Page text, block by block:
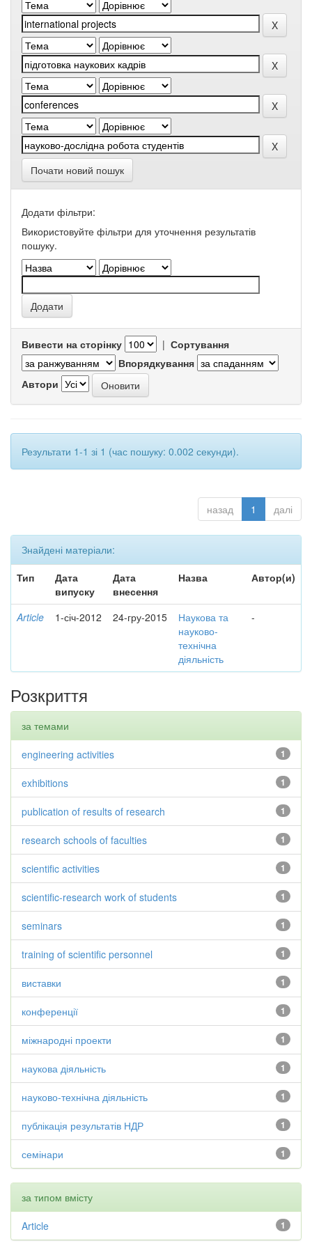
Почати новий пошук
Додати фільтри:
Використовуйте фільтри для уточнення результатів
пошуку.
Вивести на сторінку | Сортування
Впорядкування
Автори
Результати 1-1 зі 1 (час пошуку: 0.002 секунди).
назад 1 далі
Знайдені матеріали:
Тип
Дата
випуску
Дата
внесення
Назва Автор(и)
Article 1-січ-2012 24-гру-2015
Наукова та
науково-
технічна
діяльність
-
Розкриття
за темами
1
engineering activities
1
exhibitions
1
publication of results of research
1
research schools of faculties
1
scientific activities
1
scientific-research work of students
1
seminars
1
training of scientific personnel
1
виставки
1
конференції
1
міжнародні проекти
1
наукова діяльність
1
науково-технічна діяльність
1
публікація результатів НДР
1
семінари
за типом вмісту
1
Article